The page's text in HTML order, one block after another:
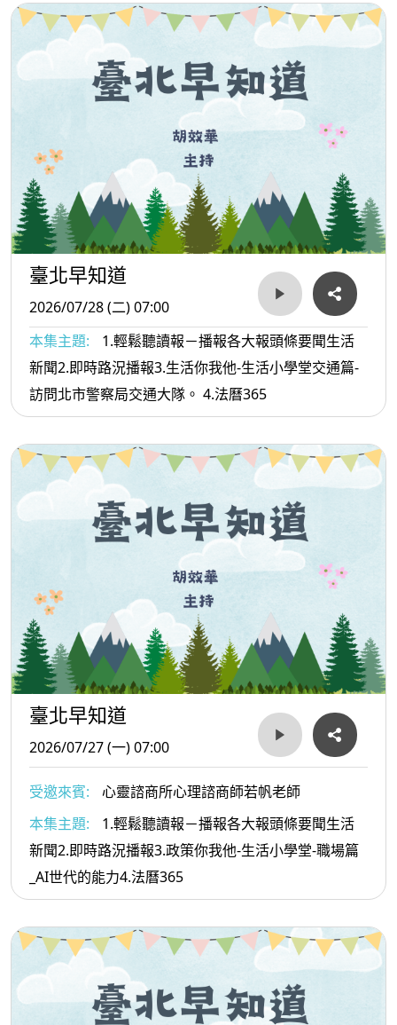
臺北早知道
2026/07/28 (二) 07:00
本集主題:
1.輕鬆聽讀報－播報各大報頭條要聞生活
新聞2.即時路況播報3.生活你我他-生活小學堂交通篇-
訪問北市警察局交通大隊。 4.法曆365
臺北早知道
2026/07/27 (一) 07:00
受邀來賓:
心靈諮商所心理諮商師若帆老師
本集主題:
1.輕鬆聽讀報－播報各大報頭條要聞生活
新聞2.即時路況播報3.政策你我他-生活小學堂-職場篇
_AI世代的能力4.法曆365